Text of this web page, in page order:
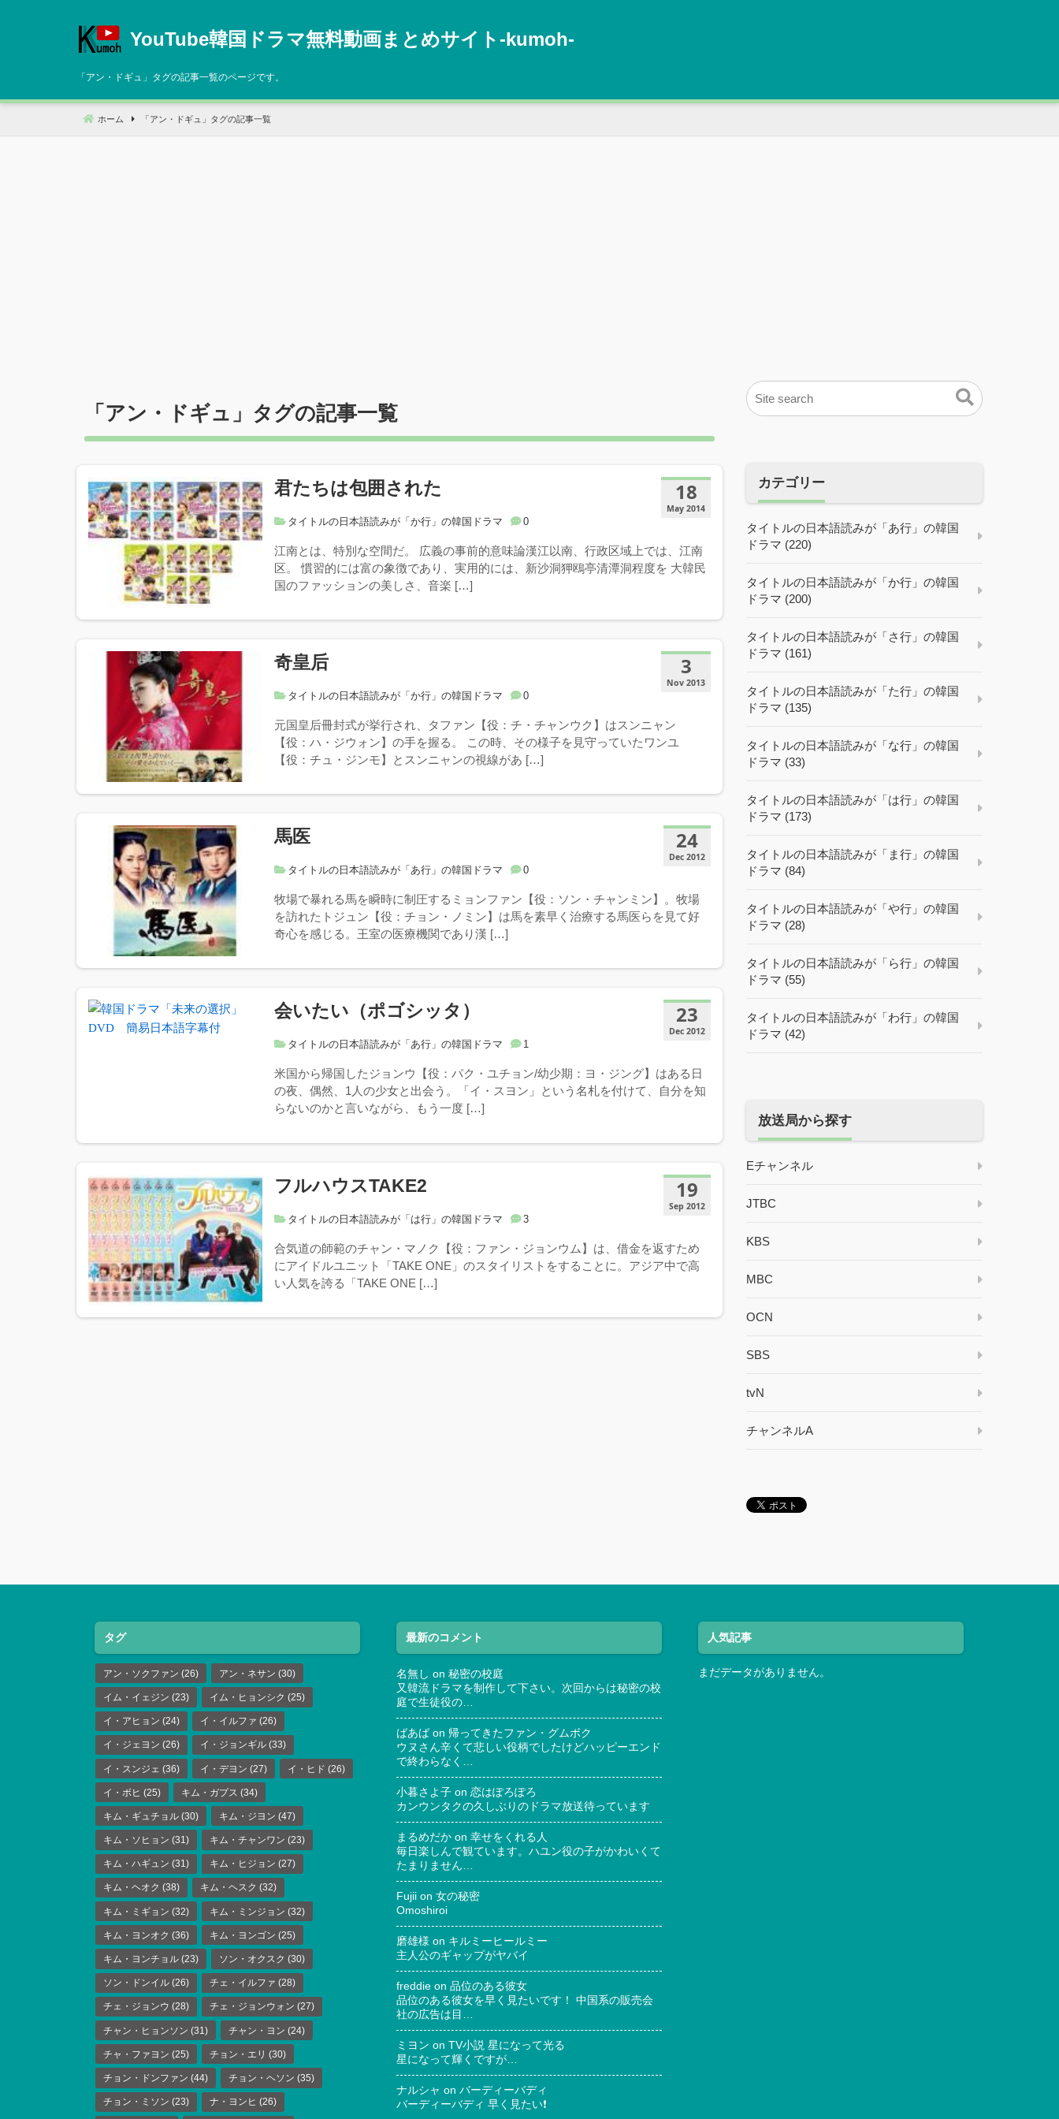
へ
動
YouTube韓国ドラマ無料動画まとめサイト‐kumoh‐
「 アン・ドギュ 」タグの記事一覧のページです。
ホーム 「 アン・ドギュ 」タグの記事一覧
「 アン・ドギュ 」タグの記事一覧
18
May 2014
君たちは包囲された
タイトルの日本語読みが「か行」の韓国ドラマ 0
江南とは、特別な空間だ。 広義の事前的意味論漢江以南、行政区域上では、江南
区。 慣習的には富の象徴であり、実用的には、新沙洞狎鴎亭清潭洞程度を 大韓民
国のファッションの美しさ、音楽 […]
3
Nov 2013
奇皇后
タイトルの日本語読みが「か行」の韓国ドラマ 0
元国皇后冊封式が挙行され、タファン【役：チ・チャンウク】はスンニャン
【役：ハ・ジウォン】の手を握る。 この時、その様子を見守っていたワンユ
【役：チュ・ジンモ】とスンニャンの視線があ […]
24
Dec 2012
馬医
タイトルの日本語読みが「あ行」の韓国ドラマ 0
牧場で暴れる馬を瞬時に制圧するミョンファン【役：ソン・チャンミン】。牧場
を訪れたトジュン【役：チョン・ノミン】は馬を素早く治療する馬医らを見て好
奇心を感じる。王室の医療機関であり漢 […]
23
Dec 2012
会いたい（ポゴシッタ）
タイトルの日本語読みが「あ行」の韓国ドラマ 1
米国から帰国したジョンウ【役：パク・ユチョン/幼少期：ヨ・ジング】はある日
の夜、偶然、1人の少女と出会う。「イ・スヨン」という名札を付けて、自分を知
らないのかと言いながら、もう一度 […]
19
Sep 2012
フルハウスTAKE2
タイトルの日本語読みが「は行」の韓国ドラマ 3
合気道の師範のチャン・マノク【役：ファン・ジョンウム】は、借金を返すため
にアイドルユニット「TAKE ONE」のスタイリストをすることに。アジア中で高
い人気を誇る「TAKE ONE […]
カテゴリー
タイトルの日本語読みが「あ行」の韓国
ドラマ (220)
タイトルの日本語読みが「か行」の韓国
ドラマ (200)
タイトルの日本語読みが「さ行」の韓国
ドラマ (161)
タイトルの日本語読みが「た行」の韓国
ドラマ (135)
タイトルの日本語読みが「な行」の韓国
ドラマ (33)
タイトルの日本語読みが「は行」の韓国
ドラマ (173)
タイトルの日本語読みが「ま行」の韓国
ドラマ (84)
タイトルの日本語読みが「や行」の韓国
ドラマ (28)
タイトルの日本語読みが「ら行」の韓国
ドラマ (55)
タイトルの日本語読みが「わ行」の韓国
ドラマ (42)
放送局から探す
Eチャンネル
JTBC
KBS
MBC
OCN
SBS
tvN
チャンネルA
タグ
アン・ソクファン (26) アン・ネサン (30)
イム・イェジン (23) イム・ヒョンシク (25)
イ・アヒョン (24) イ・イルファ (26)
イ・ジェヨン (26) イ・ジョンギル (33)
イ・スンジェ (36) イ・デヨン (27) イ・ヒド (26)
イ・ボヒ (25) キム・ガプス (34)
キム・ギュチョル (30) キム・ジヨン (47)
キム・ソヒョン (31) キム・チャンワン (23)
キム・ハギュン (31) キム・ヒジョン (27)
キム・ヘオク (38) キム・ヘスク (32)
キム・ミギョン (32) キム・ミンジョン (32)
キム・ヨンオク (36) キム・ヨンゴン (25)
キム・ヨンチョル (23) ソン・オクスク (30)
ソン・ドンイル (26) チェ・イルファ (28)
チェ・ジョンウ (28) チェ・ジョンウォン (27)
チャン・ヒョンソン (31) チャン・ヨン (24)
チャ・ファヨン (25) チョン・エリ (30)
チョン・ドンファン (44) チョン・ヘソン (35)
チョン・ミソン (23) ナ・ヨンヒ (26)
最新のコメント
名無し on 秘密の校庭
又韓流ドラマを制作して下さい。次回からは秘密の校
庭で生徒役の…
ばあば on 帰ってきたファン・グムボク
ウヌさん辛くて悲しい役柄でしたけどハッピーエンド
で終わらなく…
小暮さよ子 on 恋はぽろぽろ
カンウンタクの久しぶりのドラマ放送待っています
まるめだか on 幸せをくれる人
毎日楽しんで観ています。ハユン役の子がかわいくて
たまりません…
Fujii on 女の秘密
Omoshiroi
磨雄様 on キルミーヒールミー
主人公のギャップがヤバイ
freddie on 品位のある彼女
品位のある彼女を早く見たいです！ 中国系の販売会
社の広告は目…
ミヨン on TV小説 星になって光る
星になって輝くですが…
ナルシャ on バーディーバディ
バーディーバディ 早く見たい❗
人気記事
まだデータがありません。